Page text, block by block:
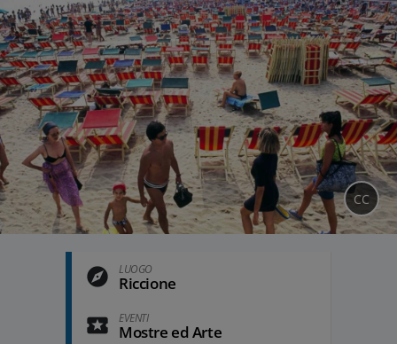
CC
LUOGO
Riccione
EVENTI
Mostre ed Arte